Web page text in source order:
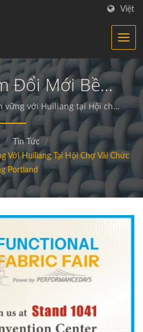
Việt
Đổi Mới Bền
Tại Hội
Năng
Tổng Hợp -
Vải Chức
| HL
vững với Huiliang tại Hội chợ
tôi cam kết sản xuất các
chức năng và bền vững.
/ Tin Tức
/
Với Huiliang Tại Hội Chợ Vải Chức
Portland